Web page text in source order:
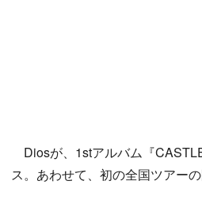
Diosが、1stアルバム『
ス。あわせて、初の全国ツアーの